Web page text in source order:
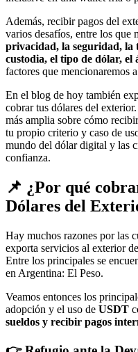
Además, recibir pagos del
varios desafíos, entre los que
privacidad, la seguridad, la
custodia, el tipo de dólar, el
factores que mencionaremos
En el blog de hoy también
cobrar tus dólares del
más amplia sobre cómo
tu propio criterio y caso de
mundo del dólar digital y las
confianza.
📌 ¿Por qué
Dólares del
Hay muchos razones por las
exporta servicios al exterior
Entre los principales se
en Argentina: El Peso.
Veamos entonces los
adopción y el uso de USDT
sueldos y recibir pagos